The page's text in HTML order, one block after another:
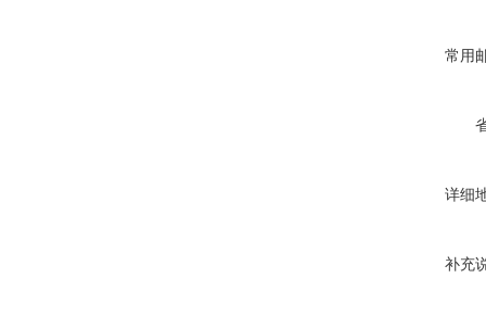
常用
详细
补充